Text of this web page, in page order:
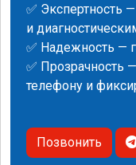
✅ Экспертность
и
✅ Надежность —
✅ Прозрачность
телефону и
Позвонить